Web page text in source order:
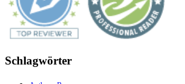
Schlagwörter